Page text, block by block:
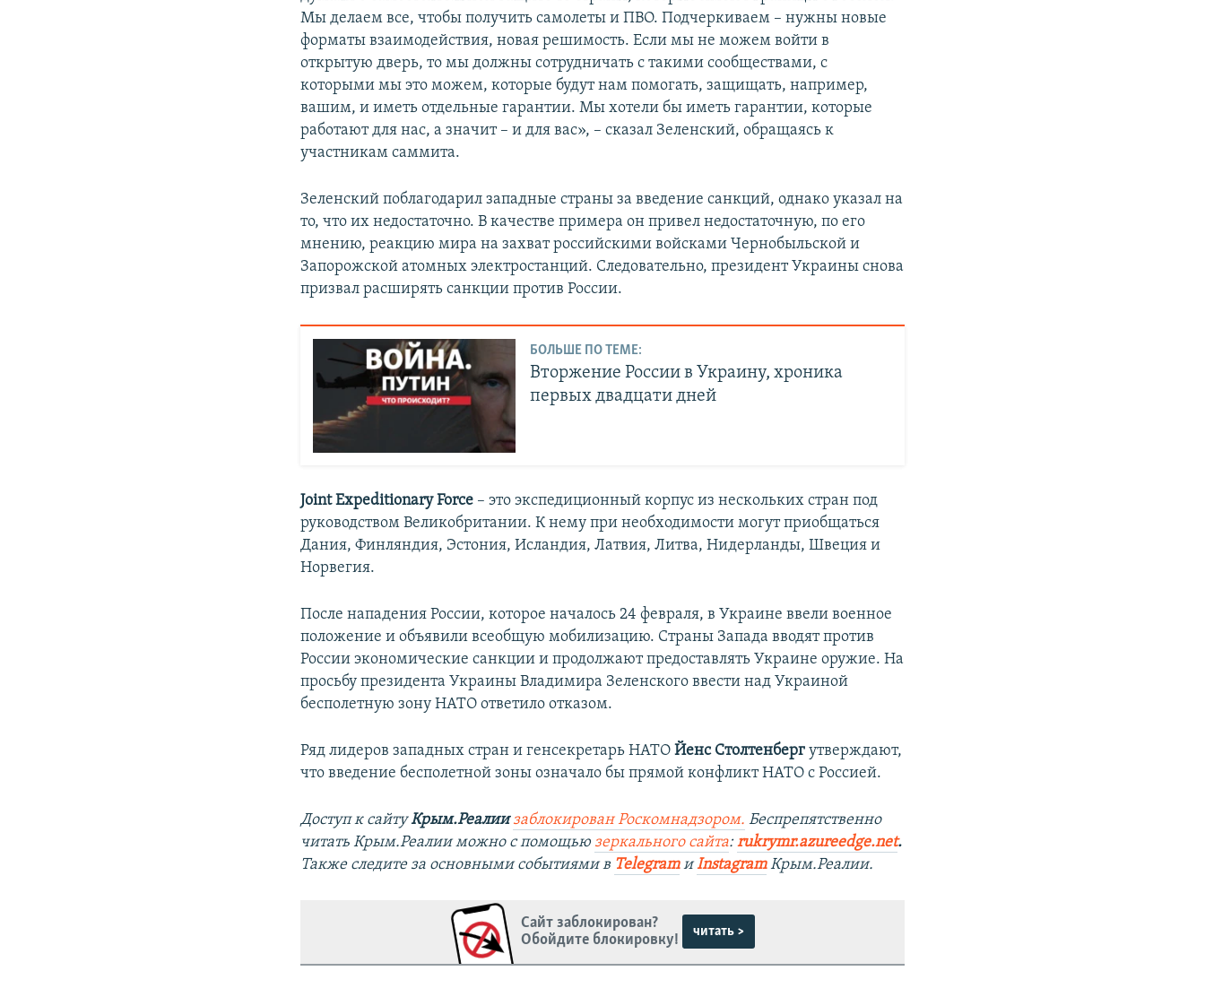
Мы делаем все, чтобы получить самолеты и ПВО. Подчеркиваем – нужны новые
форматы взаимодействия, новая решимость. Если мы не можем войти в
открытую дверь, то мы должны сотрудничать с такими сообществами, с
которыми мы это можем, которые будут нам помогать, защищать, например,
вашим, и иметь отдельные гарантии. Мы хотели бы иметь гарантии, которые
работают для нас, а значит – и для вас», – сказал Зеленский, обращаясь к
участникам саммита.
Зеленский поблагодарил западные страны за введение санкций, однако указал на
то, что их недостаточно. В качестве примера он привел недостаточную, по его
мнению, реакцию мира на захват российскими войсками Чернобыльской и
Запорожской атомных электростанций. Следовательно, президент Украины снова
призвал расширять санкции против России.
БОЛЬШЕ ПО ТЕМЕ:
Вторжение России в Украину, хроника
первых двадцати дней
Joint Expeditionary Force – это экспедиционный корпус из нескольких стран под
руководством Великобритании. К нему при необходимости могут приобщаться
Дания, Финляндия, Эстония, Исландия, Латвия, Литва, Нидерланды, Швеция и
Норвегия.
После нападения России, которое началось 24 февраля, в Украине ввели военное
положение и объявили всеобщую мобилизацию. Страны Запада вводят против
России экономические санкции и продолжают предоставлять Украине оружие. На
просьбу президента Украины Владимира Зеленского ввести над Украиной
бесполетную зону НАТО ответило отказом.
Ряд лидеров западных стран и генсекретарь НАТОЙенс Столтенберг утверждают,
что введение бесполетной зоны означало бы прямой конфликт НАТО с Россией.
Доступ к сайтуКрым.Реалии заблокирован Роскомнадзором. Беспрепятственно
читать Крым.Реалии можно с помощьюзеркального сайта:rukrymr.azureedge.net.
Также следите за основными событиями в TelegramиInstagramКрым.Реалии.
Сайт заблокирован?
Обойдите блокировку!
читать >